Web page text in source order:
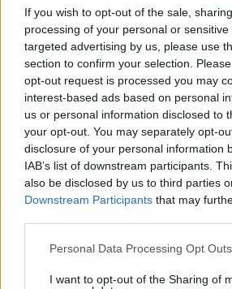
If you wish to opt-out of the sale,
processing of your personal or
targeted advertising by us, please use
section to confirm your selection.
opt-out request is processed you may
interest-based ads based on personal
us or personal information disclosed to
your opt-out. You may separately opt-
disclosure of your personal information
IAB’s list of downstream participants.
also be disclosed by us to third parties
Downstream Participants that may
Please note that this website/app uses
not limited to your visit or usage
Personal Data Processing Opt Outs
I want to opt-out of the Sharing of
Νέες καταγγελίες στην Ελπίδα για τη
Δημοκρατία: Γρατσία, Γαλανός,
Καρυστιανού και αυλικοί το
μετέτρεψαν σε φοβικό αρχηγικό
κόμμα
07.08.2026, 19:33 60
«Κάτι απέσπασε την προσοχή του
οδηγού»: Πραγματογνώμονας
επιχειρεί να ρίξει φως στα αίτια του